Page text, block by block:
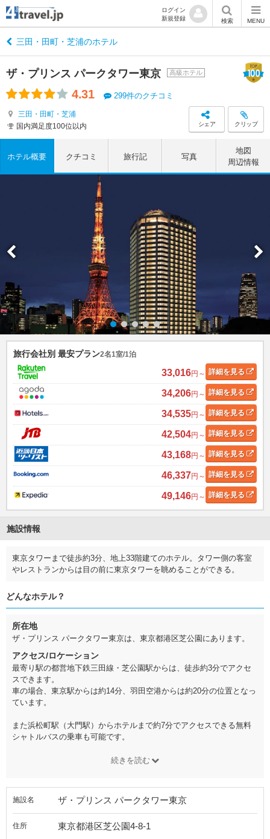
ログイン
新規登録
検索 MENU
三田・田町・芝浦のホテル
ザ・プリンス パークタワー東京 高級ホテル
4.31 299件のクチコミ
三田・田町・芝浦
国内満足度100位以内
シェア クリップ
ホテル概要 クチコミ 旅行記 写真
地図
周辺情報
旅行会社別 最安プラン2名1室/1泊
33,016円～ 詳細を見る
34,206円～ 詳細を見る
34,535円～ 詳細を見る
42,504円～ 詳細を見る
43,168円～ 詳細を見る
46,337円～ 詳細を見る
49,146円～ 詳細を見る
施設情報
東京タワーまで徒歩約3分、地上33階建てのホテル。タワー側の客室
やレストランからは目の前に東京タワーを眺めることができる。
どんなホテル？
所在地
ザ・プリンス パークタワー東京は、東京都港区芝公園にあります。
アクセス/ロケーション
最寄り駅の都営地下鉄三田線・芝公園駅からは、徒歩約3分でアクセ
スできます。
車の場合、東京駅からは約14分、羽田空港からは約20分の位置となっ
ています。
また浜松町駅（大門駅）からホテルまで約7分でアクセスできる無料
シャトルバスの乗車も可能です。
続きを読む
施設名 ザ・プリンス パークタワー東京
住所 東京都港区芝公園4-8-1